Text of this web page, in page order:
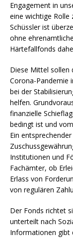
Engagement in
eine wichtige Rolle
Schüssler ist
ohne
Härtefallfonds
Diese Mittel sollen
Corona-Pandemie
bei der
helfen.
finanzielle
bedingt ist und
Ein
Institutionen und
Fachämter, ob
Erlass von
von regulären
Der Fonds richtet
unterteilt nach
Informationen gibt